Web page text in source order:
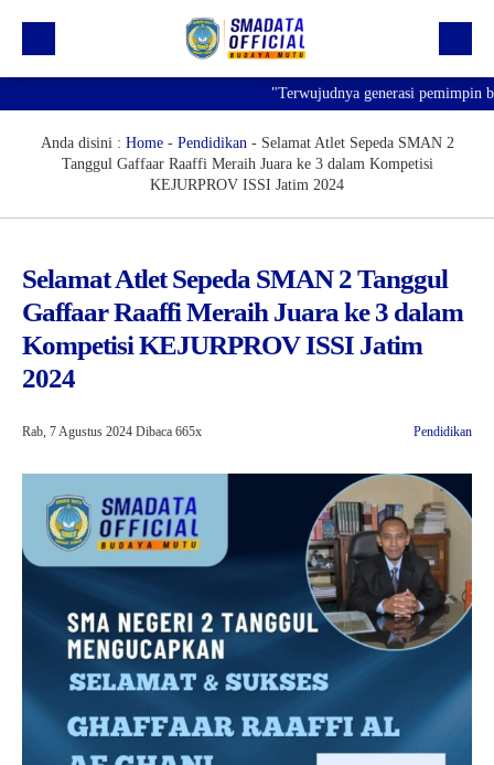
Profil
Prestasi
Informasi
Saluran Resmi WA
"Terwujudnya generasi pemimpin
Anda disini : Home- Pendidikan- Selamat Atlet Sepeda SMAN 2
Tanggul Gaffaar Raaffi Meraih Juara ke 3 dalam Kompetisi
KEJURPROV ISSI Jatim 2024
Selamat Atlet Sepeda SMAN 2 Tanggul
Gaffaar Raaffi Meraih Juara ke 3 dalam
Kompetisi KEJURPROV ISSI Jatim
2024
Rab, 7 Agustus 2024 Dibaca 665x Pendidikan